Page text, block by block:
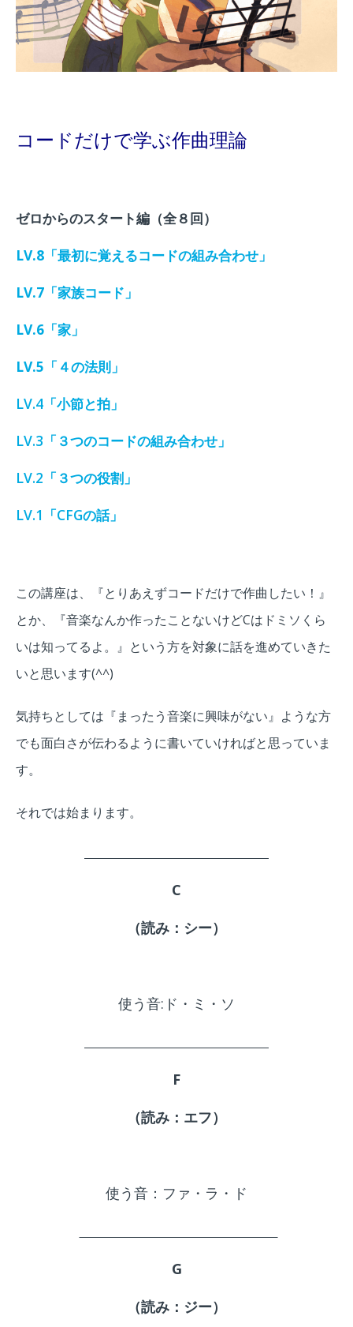
コードだけで学ぶ作曲理論
ゼロからのスタート編（全８回）
LV.8「最初に覚えるコードの組み合わせ」
LV.7「家族コード」
LV.6「家」
LV.5「４の法則」
LV.4「小節と拍」
LV.3「３つのコードの組み合わせ」
LV.2「３つの役割」
LV.1「CFGの話」
この講座は、
『とりあえずコードだけで作曲したい！』
とか、
『音楽なんか作ったことないけどCはドミソくら
いは知ってるよ。』 という方を対象に話を進めていきた
いと思います(^^)
気持ちとしては 『まったう音楽に興味がない』 ような方
でも面白さが伝わるように書いていければと思っていま
す。
それでは始まります。
C
（読み：シー）
使う音:ド・ミ・ソ
F
（読み：エフ）
使う音：ファ・ラ・ド
G
（読み：ジー）